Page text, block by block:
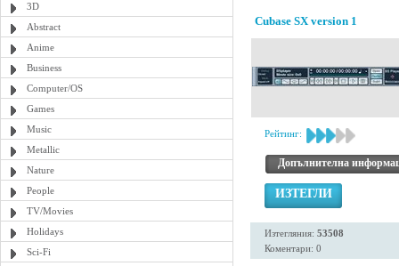
3D
Abstract
Anime
Business
Computer/OS
Games
Music
Metallic
Nature
People
TV/Movies
Holidays
Sci-Fi
Cubase SX version 1
Рейтинг:
Допълнителна
ИЗТЕГЛИ
Изтегляния: 53508
Коментари: 0